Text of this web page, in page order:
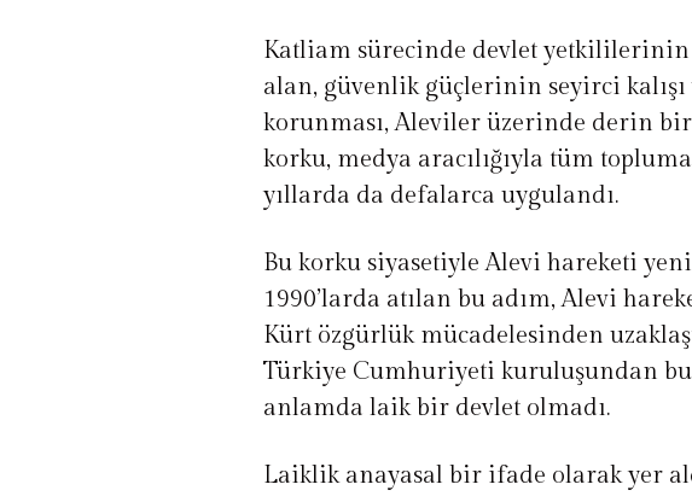
Katliam sürecinde devlet yetkililerinin
alan, güvenlik güçlerinin seyirci
korunması, Aleviler üzerinde derin
korku, medya aracılığıyla tüm
yıllarda da defalarca uygulandı.
Bu korku siyasetiyle Alevi hareketi
1990’larda atılan bu adım, Alevi
Kürt özgürlük mücadelesinden
Türkiye Cumhuriyeti kuruluşundan
anlamda laik bir devlet olmadı.
Laiklik anayasal bir ifade olarak yer